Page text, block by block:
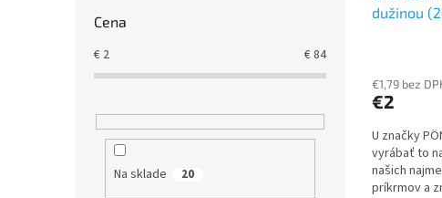
Cena
€ 2 €84
Na sklade 20
dužinou
€1,79 bez
€2
U značky
vyrábať to
našich
príkrmov a